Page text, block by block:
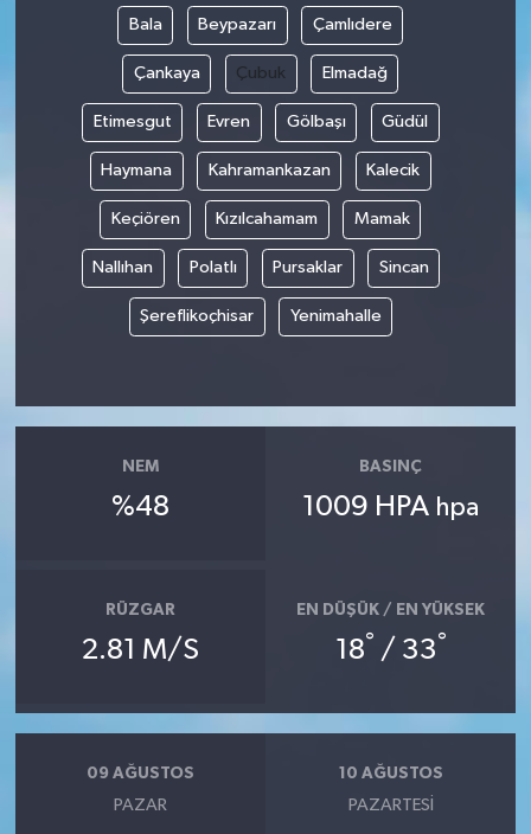
Bala Beypazarı Çamlıdere
Çankaya Çubuk Elmadağ
Etimesgut Evren Gölbaşı Güdül
Haymana Kahramankazan Kalecik
Keçiören Kızılcahamam Mamak
Nallıhan Polatlı Pursaklar Sincan
Şereflikoçhisar Yenimahalle
NEM
%48
BASINÇ
1009 HPA hpa
RÜZGAR
2.81 M/S
EN DÜŞÜK / EN YÜKSEK
18° / 33°
09 AĞUSTOS
PAZAR
10 AĞUSTOS
PAZARTESI